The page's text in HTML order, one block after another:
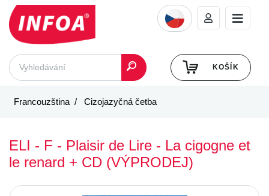
KOŠÍK
Francouzština Cizojazyčná četba
ELI - F - Plaisir de Lire - La cigogne et
le renard + CD (VÝPRODEJ)